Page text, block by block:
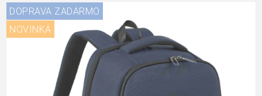
DOPRAVA ZADARMO
NOVINKA